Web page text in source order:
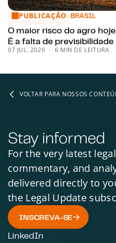
O maior risco do agro hoje
PUBLICAÇÃO BRASIL
O maior risco do agro
É a falta de
07 JUL. 2026 6 MIN DE LEITURA
VOLTAR PARA NOSSOS
Stay informed
For the very latest
commentary, and
delivered directly to
the Legal Update
INSCREVA-SE
LinkedIn